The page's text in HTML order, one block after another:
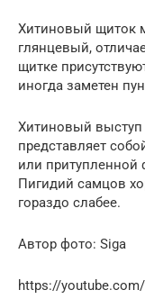
Хитиновый щиток
глянцевый,
щитке
иногда заметен
Хитиновый
представляет
или
Пигидий самцов
гораздо слабее.
Автор фото: Siga
https://